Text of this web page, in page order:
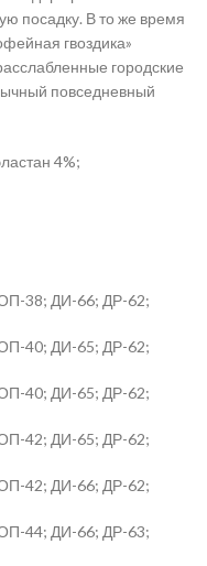
посадку. В то же время
гвоздика»
городские
повседневный
4%;
38; ДИ-66; ДР-62;
40; ДИ-65; ДР-62;
40; ДИ-65; ДР-62;
42; ДИ-65; ДР-62;
42; ДИ-66; ДР-62;
44; ДИ-66; ДР-63;